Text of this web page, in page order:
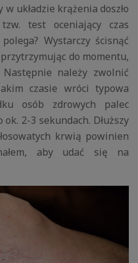
układzie krążenia doszło
test oceniający czas
Wystarczy ścisnąć
do momentu,
należy zwolnić
czasie wróci typowa
osób zdrowych palec
2-3 sekundach. Dłuższy
krwią powinien
aby udać się na